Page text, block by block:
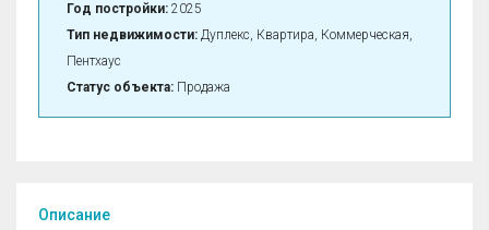
Год постройки: 2025
Тип недвижимости: Дуплекс, Квартира, Коммерческая,
Пентхаус
Статус объекта: Продажа
Описание